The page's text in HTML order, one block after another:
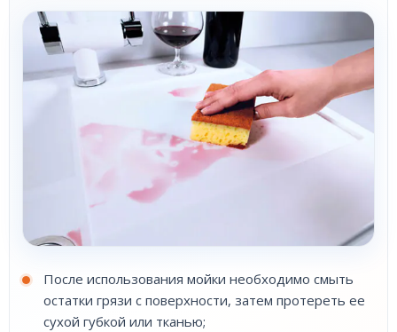
После использования мойки необходимо смыть
остатки грязи с поверхности, затем протереть ее
сухой губкой или тканью;